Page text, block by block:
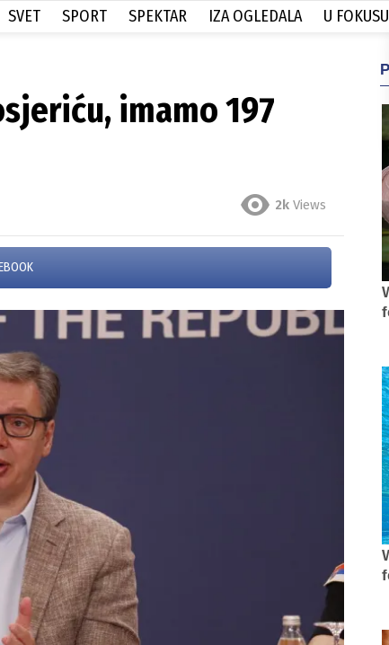
SVET SPORT SPEKTAR IZA OGLEDALA U FOKUSU
imamo 197
2k Views